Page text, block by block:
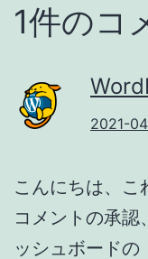
1件のコ
2021-
こんにちは、こ
コメントの承認
ッシュボードの